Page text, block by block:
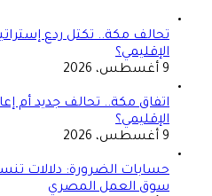
تحالف مكة.. تكتل ردع
الإقليمي؟
9 أغسطس، 2026
اتفاق مكة.. تحالف جديد أم
الإقليمي؟
9 أغسطس، 2026
سوق العمل المصري